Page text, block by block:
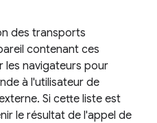
des transports
contenant ces
les navigateurs pour
à l'utilisateur de
Si cette liste est
le résultat de l'appel de